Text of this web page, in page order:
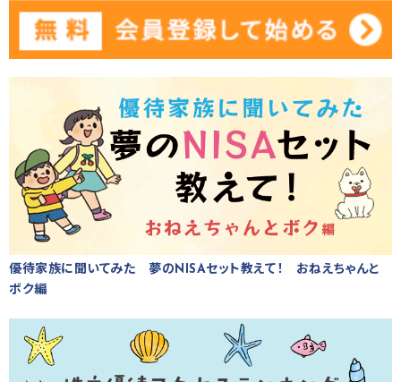
優待家族に聞いてみた 夢のNISAセット教えて！ おねえちゃんと
ボク編